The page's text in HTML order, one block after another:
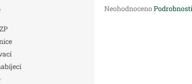
Průměrné
Neohodnoceno